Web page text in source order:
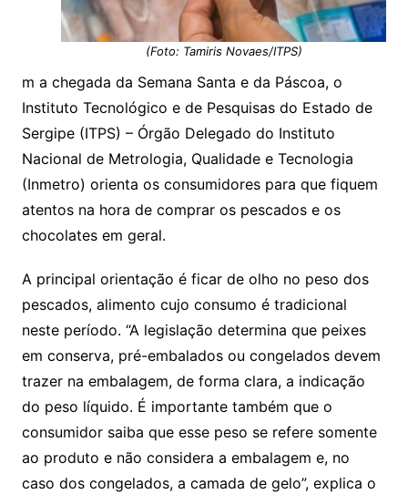
(Foto: Tamiris Novaes/ITPS)
m a chegada da Semana Santa e da Páscoa, o
Instituto Tecnológico e de Pesquisas do Estado de
Sergipe (ITPS) – Órgão Delegado do Instituto
Nacional de Metrologia, Qualidade e Tecnologia
(Inmetro) orienta os consumidores para que fiquem
atentos na hora de comprar os pescados e os
chocolates em geral.
A principal orientação é ficar de olho no peso dos
pescados, alimento cujo consumo é tradicional
neste período. “A legislação determina que peixes
em conserva, pré-embalados ou congelados devem
trazer na embalagem, de forma clara, a indicação
do peso líquido. É importante também que o
consumidor saiba que esse peso se refere somente
ao produto e não considera a embalagem e, no
caso dos congelados, a camada de gelo”, explica o